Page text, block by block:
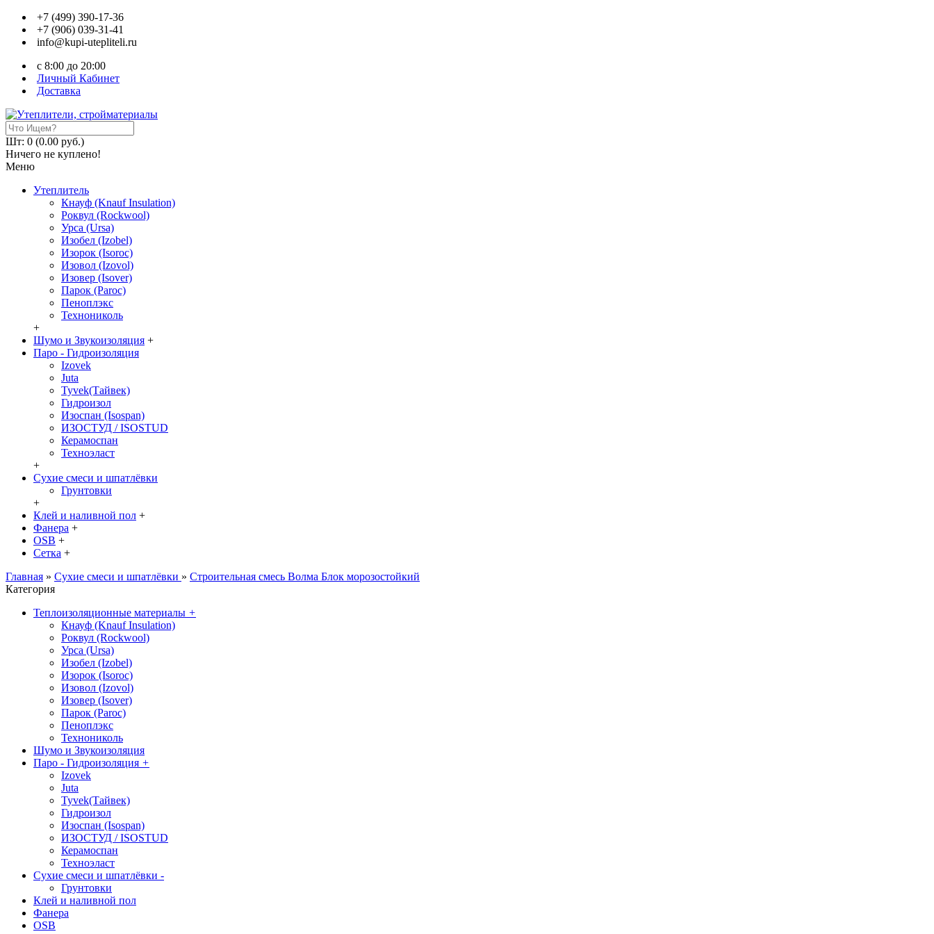
+7 (499) 390-17-36
+7 (906) 039-31-41
info@kupi-utepliteli.ru
c 8:00 до 20:00
Личный Кабинет
Доставка
Шт: 0 (0.00 руб.)
Ничего не куплено!
Меню
Утеплитель
Кнауф (Knauf Insulation)
Роквул (Rockwool)
Урса (Ursa)
Изобел (Izobel)
Изорок (Isoroc)
Изовол (Izovol)
Изовер (Isover)
Парок (Paroс)
Пеноплэкс
Технониколь
+
Шумо и Звукоизоляция +
Паро - Гидроизоляция
Izovek
Juta
Tyvek(Тайвек)
Гидроизол
Изоспан (Isospan)
ИЗОСТУД / ISOSTUD
Керамоспан
Техноэласт
+
Сухие смеси и шпатлёвки
Грунтовки
+
Клей и наливной пол +
Фанера +
OSB +
Сетка +
Главная » Сухие смеси и шпатлёвки » Строительная смесь Волма Блок морозостойкий
Категория
Теплоизоляционные материалы +
Кнауф (Knauf Insulation)
Роквул (Rockwool)
Урса (Ursa)
Изобел (Izobel)
Изорок (Isoroc)
Изовол (Izovol)
Изовер (Isover)
Парок (Paroс)
Пеноплэкс
Технониколь
Шумо и Звукоизоляция
Паро - Гидроизоляция +
Izovek
Juta
Tyvek(Тайвек)
Гидроизол
Изоспан (Isospan)
ИЗОСТУД / ISOSTUD
Керамоспан
Техноэласт
Сухие смеси и шпатлёвки -
Грунтовки
Клей и наливной пол
Фанера
OSB